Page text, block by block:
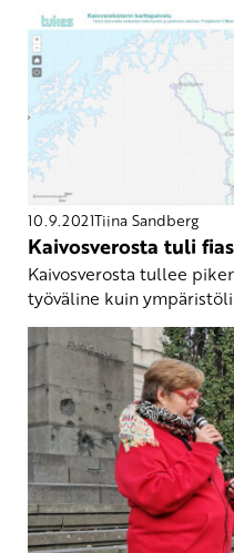
10.9.2021Tiina Sandberg
Kaivosverosta tuli
Kaivosverosta tullee
työväline kuin